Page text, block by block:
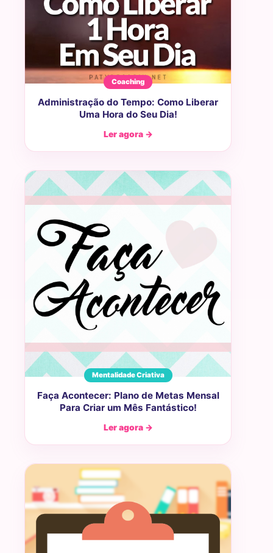
Coaching
Administração do Tempo: Como Liberar
Uma Hora do Seu Dia!
Ler agora →
Mentalidade Criativa
Faça Acontecer: Plano de Metas Mensal
Para Criar um Mês Fantástico!
Ler agora →